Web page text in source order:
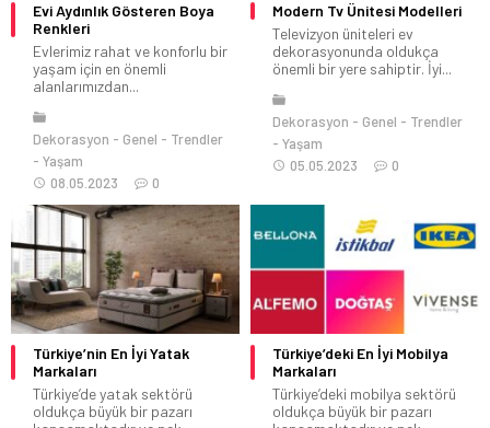
Evi Aydınlık Gösteren Boya
Renkleri
Evlerimiz rahat ve konforlu bir
yaşam için en önemli
alanlarımızdan...
Dekorasyon Genel
Trendler
Yaşam
08.05.2023
0
Modern Tv Ünitesi Modelleri
Televizyon üniteleri ev
dekorasyonunda oldukça
önemli bir yere sahiptir. İyi...
Dekorasyon Genel
Trendler
Yaşam
05.05.2023
0
Türkiye’nin En İyi Yatak
Markaları
Türkiye’de yatak sektörü
oldukça büyük bir pazarı
Türkiye’deki En İyi Mobilya
Markaları
Türkiye’deki mobilya sektörü
oldukça büyük bir pazarı